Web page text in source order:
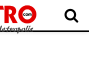
TAPUT BATUBARA DELISERDANG